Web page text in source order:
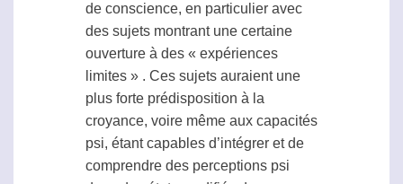
de conscience, en particulier avec
des sujets montrant une certaine
ouverture à des « expériences
limites » . Ces sujets auraient une
plus forte prédisposition à la
croyance, voire même aux capacités
psi, étant capables d’intégrer et de
comprendre des perceptions psi